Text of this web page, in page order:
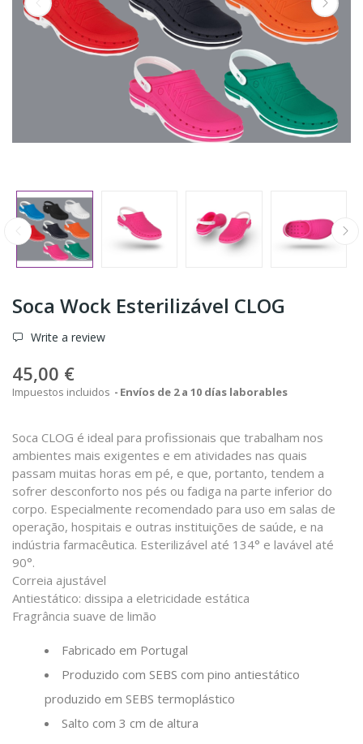
Soca Wock Esterilizável CLOG
Write a review
45,00 €
Impuestos incluidos Envíos de 2 a 10 días laborables
Soca CLOG é ideal para profissionais que trabalham nos
ambientes mais exigentes e em atividades nas quais
passam muitas horas em pé, e que, portanto, tendem a
sofrer desconforto nos pés ou fadiga na parte inferior do
corpo. Especialmente recomendado para uso em salas de
operação, hospitais e outras instituições de saúde, e na
indústria farmacêutica. Esterilizável até 134° e lavável até
90°.
Correia ajustável
Antiestático: dissipa a eletricidade estática
Fragrância suave de limão
Fabricado em Portugal
Produzido com SEBS com pino antiestático
produzido em SEBS termoplástico
Salto com 3 cm de altura